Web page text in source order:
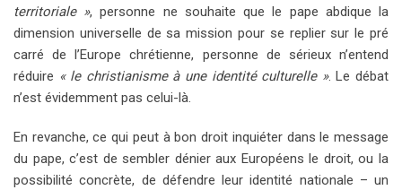
territoriale », personne ne souhaite que le pape abdique la
dimension universelle de sa mission pour se replier sur le pré
carré de l’Europe chrétienne, personne de sérieux n’entend
réduire « le christianisme à une identité culturelle ». Le débat
n’est évidemment pas celui-là.
En revanche, ce qui peut à bon droit inquiéter dans le message
du pape, c’est de sembler dénier aux Européens le droit, ou la
possibilité concrète, de défendre leur identité nationale – un